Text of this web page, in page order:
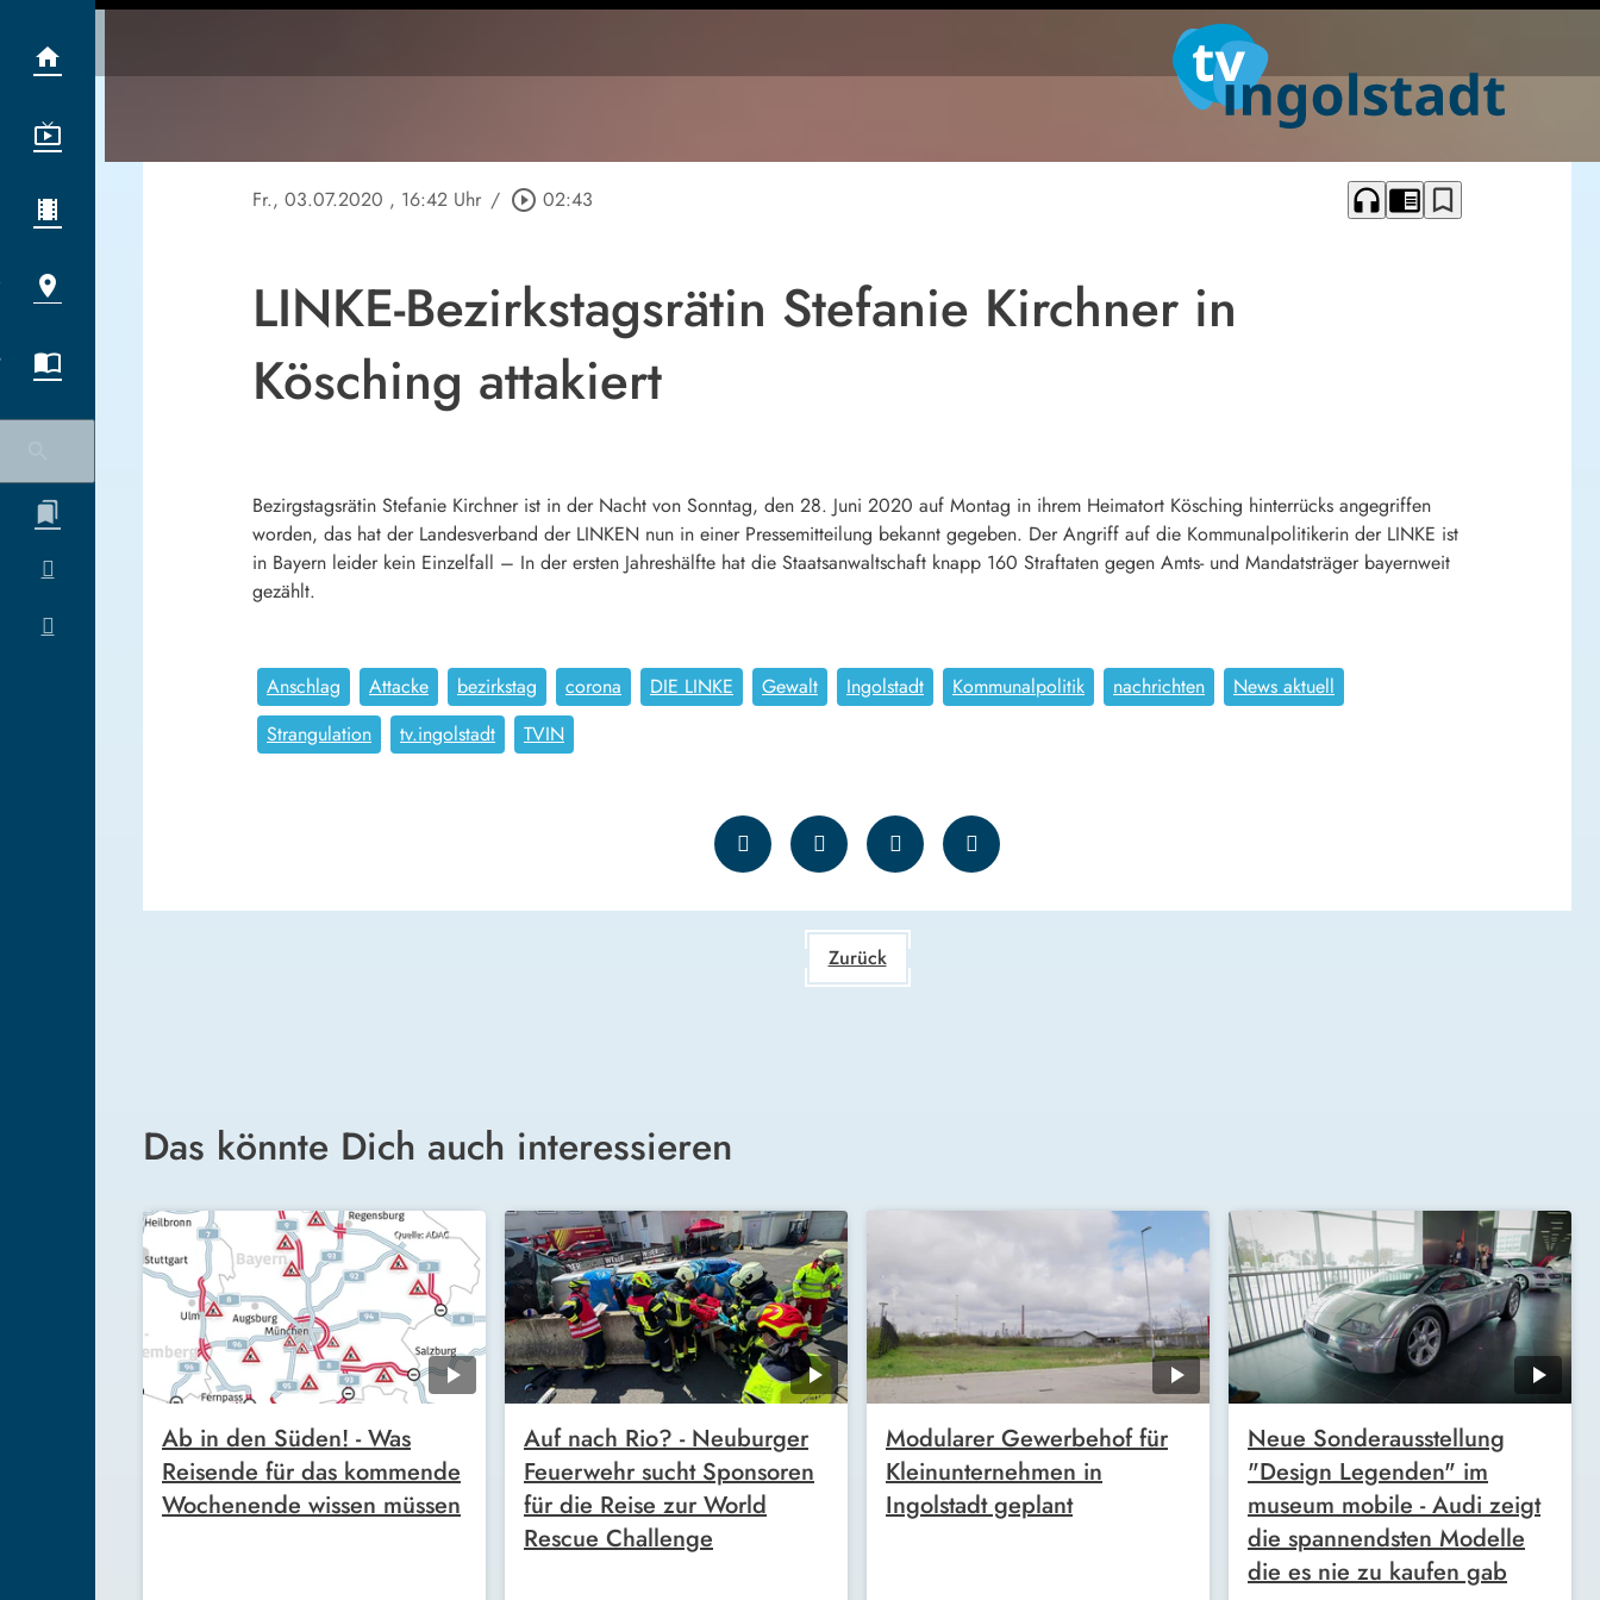
Fr., 03.07.2020 , 16:42 Uhr / play_circle_outline 02:43 headphones chrome_reader_mode bookmark_border
LINKE-Bezirkstagsrätin Stefanie Kirchner in
Kösching attakiert
Bezirgstagsrätin Stefanie Kirchner ist in der Nacht von Sonntag, den 28. Juni 2020 auf Montag in ihrem Heimatort Kösching hinterrücks angegriffen
worden, das hat der Landesverband der LINKEN nun in einer Pressemitteilung bekannt gegeben. Der Angriff auf die Kommunalpolitikerin der LINKE ist
in Bayern leider kein Einzelfall – In der ersten Jahreshälfte hat die Staatsanwaltschaft knapp 160 Straftaten gegen Amts- und Mandatsträger bayernweit
gezählt.
Anschlag Attacke bezirkstag corona DIE LINKE Gewalt Ingolstadt Kommunalpolitik nachrichten
News aktuell
Strangulation
tv.ingolstadt TVIN
Zurück
Das könnte Dich auch interessieren
Ab in den Süden! - Was
Reisende für das kommende
Wochenende wissen müssen
Auf nach Rio? - Neuburger
Feuerwehr sucht Sponsoren
für die Reise zur World
Rescue Challenge
Modularer Gewerbehof für
Kleinunternehmen in
Ingolstadt geplant
Neue Sonderausstellung
"Design Legenden" im
museum mobile - Audi zeigt
die spannendsten Modelle
die es nie zu kaufen gab